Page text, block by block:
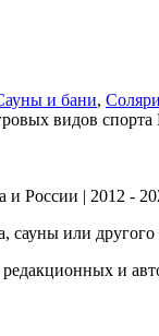
и бани,
видов
и России | 2012 -
сауны или
и